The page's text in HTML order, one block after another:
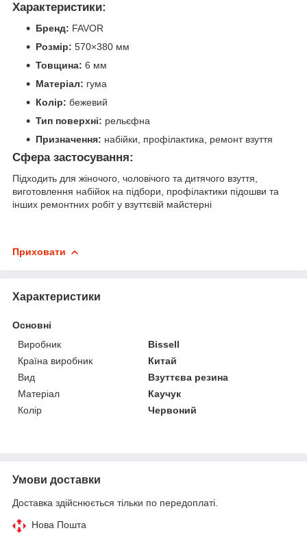
Характеристики:
Бренд: FAVOR
Розмір: 570×380 мм
Товщина: 6 мм
Матеріал: гума
Колір: бежевий
Тип поверхні: рельєфна
Призначення: набійки, профілактика, ремонт взуття
Сфера застосування:
Підходить для жіночого, чоловічого та дитячого взуття,
виготовлення набійок на підбори, профілактики підошви та
інших ремонтних робіт у взуттєвій майстерні
Приховати
Характеристики
Основні
Виробник
Bissell
Країна виробник
Китай
Вид
Взуттєва резина
Матеріал
Каучук
Колір
Червоний
Умови доставки
Доставка здійснюється тільки по передоплаті.
Нова Пошта